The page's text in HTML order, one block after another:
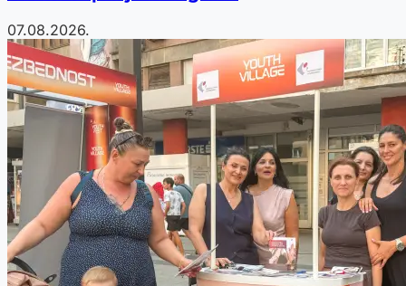
07.08.2026.